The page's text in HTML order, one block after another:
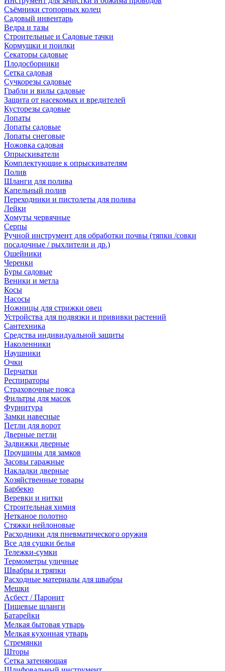
Съёмники стопорных колец
Садовый инвентарь
Ведра и тазы
Строительные и Садовые тачки
Кормушки и поилки
Секаторы садовые
Плодосборники
Сетка садовая
Сучкорезы садовые
Грабли и вилы садовые
Защита от насекомых и вредителей
Кусторезы садовые
Лопаты
Лопаты садовые
Лопаты снеговые
Ножовка садовая
Опрыскиватели
Комплектующие к опрыскивателям
Полив
Шланги для полива
Капельный полив
Переходники и пистолеты для полива
Лейки
Хомуты червячные
Серпы
Ручной инструмент для обработки почвы (тяпки /совки
посадочные / рыхлители и др.)
Ошейники
Черенки
Буры садовые
Веники и метла
Косы
Насосы
Ножницы для стрижки овец
Устройства для подвязки и прививки растений
Сантехника
Средства индивидуальной защиты
Наколенники
Наушники
Очки
Перчатки
Респираторы
Страховочные пояса
Фильтры для масок
Фурнитура
Замки навесные
Петли для ворот
Дверные петли
Задвижки дверные
Проушины для замков
Засовы гаражные
Накладки дверные
Хозяйственные товары
Барбекю
Веревки и нитки
Строительная химия
Нетканое полотно
Стяжки нейлоновые
Расходники для пневматического оружия
Все для сушки белья
Тележки-сумки
Термометры уличные
Швабры и тряпки
Расходные материалы для швабры
Мешки
Асбест / Паронит
Пищевые шланги
Батарейки
Мелкая бытовая утварь
Мелкая кухонная утварь
Стремянки
Шторы
Сетка затеняющая